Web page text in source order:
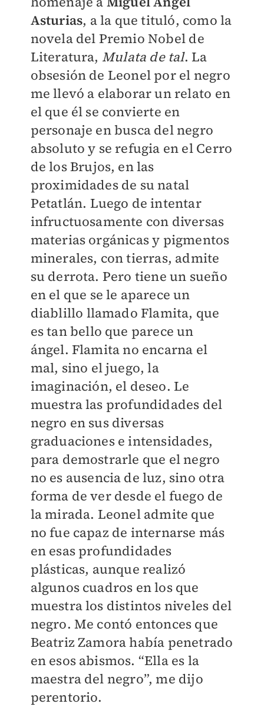
Asturias, a la que tituló, como la
novela del Premio Nobel de
Literatura, Mulata de tal. La
obsesión de Leonel por el negro
me llevó a elaborar un relato en
el que él se convierte en
personaje en busca del negro
absoluto y se refugia en el Cerro
de los Brujos, en las
proximidades de su natal
Petatlán. Luego de intentar
infructuosamente con diversas
materias orgánicas y pigmentos
minerales, con tierras, admite
su derrota. Pero tiene un sueño
en el que se le aparece un
diablillo llamado Flamita, que
es tan bello que parece un
ángel. Flamita no encarna el
mal, sino el juego, la
imaginación, el deseo. Le
muestra las profundidades del
negro en sus diversas
graduaciones e intensidades,
para demostrarle que el negro
no es ausencia de luz, sino otra
forma de ver desde el fuego de
la mirada. Leonel admite que
no fue capaz de internarse más
en esas profundidades
plásticas, aunque realizó
algunos cuadros en los que
muestra los distintos niveles del
negro. Me contó entonces que
Beatriz Zamora había penetrado
en esos abismos. “Ella es la
maestra del negro”, me dijo
perentorio.